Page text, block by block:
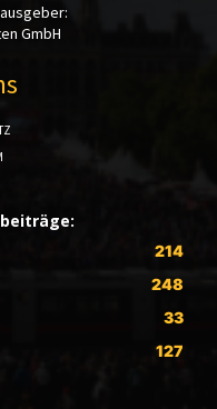
GmbH
214
248
33
127